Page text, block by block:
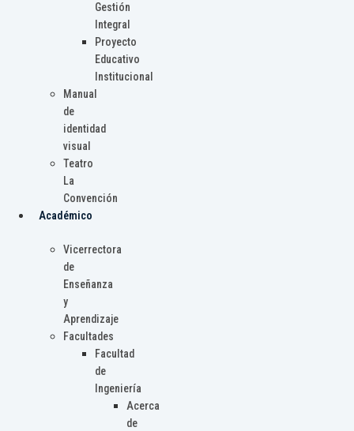
Gestión
Integral
Proyecto
Educativo
Institucional
Manual
de
identidad
visual
Teatro
La
Convención
Académico
Vicerrectora
de
Enseñanza
y
Aprendizaje
Facultades
Facultad
de
Ingeniería
Acerca
de